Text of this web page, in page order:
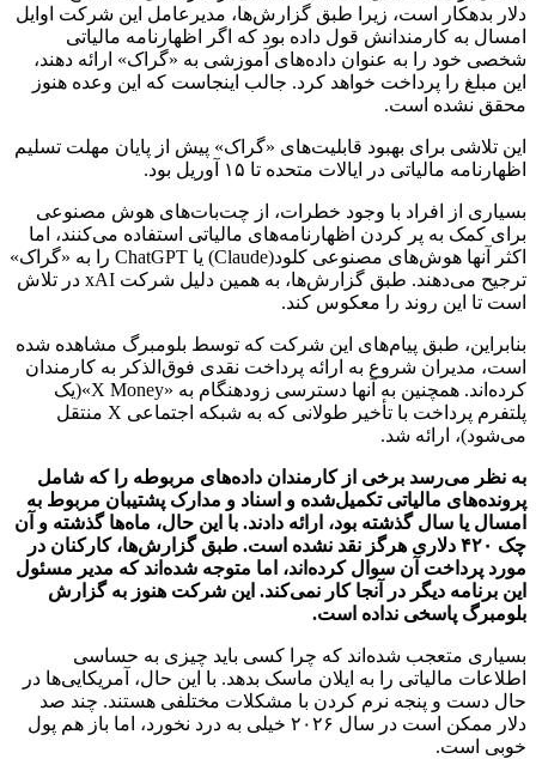
دلار بدهکار است، زیرا طبق گزارش‌ها، مدیرعامل این شرکت اوایل
امسال به کارمندانش قول داده بود که اگر اظهارنامه مالیاتی
شخصی خود را به عنوان داده‌های آموزشی به «گراک» ارائه دهند،
این مبلغ را پرداخت خواهد کرد. جالب اینجاست که این وعده هنوز
محقق نشده‌ است.
این تلاشی برای بهبود قابلیت‌های «گراک» پیش از پایان مهلت تسلیم
اظهارنامه مالیاتی در ایالات متحده تا ۱۵ آوریل بود.
بسیاری از افراد با وجود خطرات، از چت‌بات‌های هوش مصنوعی
برای کمک به پر کردن اظهارنامه‌های مالیاتی استفاده می‌کنند، اما
اکثر آنها هوش‌های مصنوعی کلود(Claude) یا ChatGPT را به «گراک»
ترجیح می‌دهند. طبق گزارش‌ها، به همین دلیل شرکت xAI در تلاش
است تا این روند را معکوس کند.
بنابراین، طبق پیام‌های این شرکت که توسط بلومبرگ مشاهده شده
است، مدیران شروع به ارائه پرداخت نقدی فوق‌الذکر به کارمندان
کرده‌اند. همچنین به آنها دسترسی زودهنگام به «X Money»(یک
پلتفرم پرداخت با تأخیر طولانی که به شبکه اجتماعی X منتقل
می‌شود)، ارائه شد.
به نظر می‌رسد برخی از کارمندان داده‌های مربوطه را که شامل
پرونده‌های مالیاتی تکمیل‌شده و اسناد و مدارک پشتیبان مربوط به
امسال یا سال گذشته بود، ارائه دادند. با این حال، ماه‌ها گذشته و آن
چک ۴۲۰ دلاری هرگز نقد نشده است. طبق گزارش‌ها، کارکنان در
مورد پرداخت آن سوال کرده‌اند، اما متوجه شده‌اند که مدیر مسئول
این برنامه دیگر در آنجا کار نمی‌کند. این شرکت هنوز به گزارش
بلومبرگ پاسخی نداده است.
بسیاری متعجب شده‌اند که چرا کسی باید چیزی به حساسی
اطلاعات مالیاتی را به ایلان ماسک بدهد. با این حال، آمریکایی‌ها در
حال دست و پنجه نرم کردن با مشکلات مختلفی هستند. چند صد
دلار ممکن است در سال ۲۰۲۶ خیلی به درد نخورد، اما باز هم پول
خوبی است.